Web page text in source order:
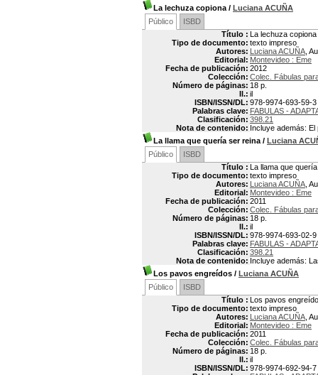
La lechuza copiona / Luciana ACUÑA
Público
ISBD
Título : La lechuza copiona
Tipo de documento: texto impreso
Autores: Luciana ACUÑA ,
Editorial: Montevideo : Eme
Fecha de publicación: 2012
Colección: Colec. Fábulas
Número de páginas: 18 p.
Il.: il
ISBN/ISSN/DL: 978-9974-693-59-3
Palabras clave: FABULAS -
Clasificación: 398.21
Nota de contenido: Incluye además: El
La llama que quería ser reina / Luciana
Público
ISBD
Título : La llama que
Tipo de documento: texto impreso
Autores: Luciana ACUÑA ,
Editorial: Montevideo : Eme
Fecha de publicación: 2011
Colección: Colec. Fábulas
Número de páginas: 18 p.
Il.: il
ISBN/ISSN/DL: 978-9974-693-02-9
Palabras clave: FABULAS -
Clasificación: 398.21
Nota de contenido: Incluye además:
Los pavos engreídos / Luciana ACUÑA
Público
ISBD
Título : Los pavos
Tipo de documento: texto impreso
Autores: Luciana ACUÑA ,
Editorial: Montevideo : Eme
Fecha de publicación: 2011
Colección: Colec. Fábulas
Número de páginas: 18 p.
Il.: il
ISBN/ISSN/DL: 978-9974-692-94-7